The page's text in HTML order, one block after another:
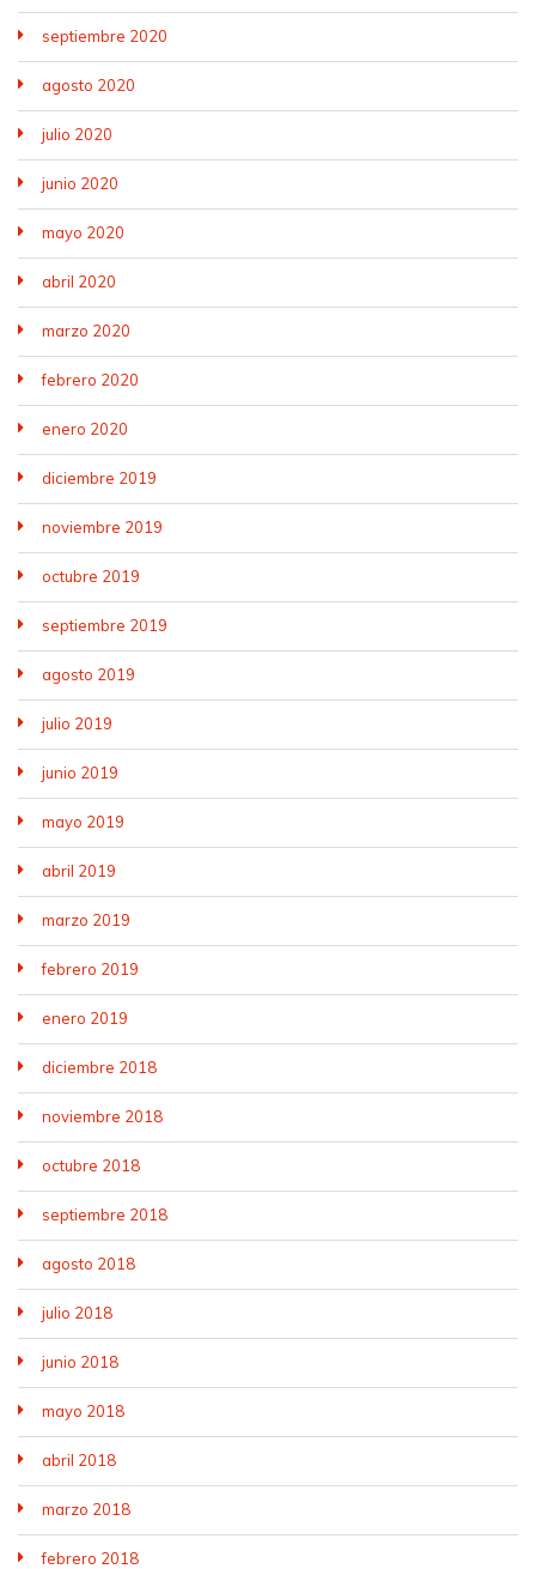
septiembre 2020
agosto 2020
julio 2020
junio 2020
mayo 2020
abril 2020
marzo 2020
febrero 2020
enero 2020
diciembre 2019
noviembre 2019
octubre 2019
septiembre 2019
agosto 2019
julio 2019
junio 2019
mayo 2019
abril 2019
marzo 2019
febrero 2019
enero 2019
diciembre 2018
noviembre 2018
octubre 2018
septiembre 2018
agosto 2018
julio 2018
junio 2018
mayo 2018
abril 2018
marzo 2018
febrero 2018